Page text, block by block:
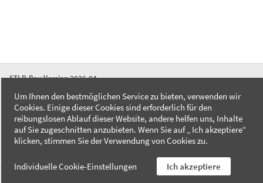
STLB-Bau Version 2026-04
FAQ
Kontakt
Datenschutzerklärung
Um Ihnen den bestmöglichen Service zu bieten, verwenden wir
Cookies. Einige dieser Cookies sind erforderlich für den
reibungslosen Ablauf dieser Website, andere helfen uns, Inhalte
auf Sie zugeschnitten anzubieten. Wenn Sie auf „ Ich akzeptiere“
klicken, stimmen Sie der Verwendung von Cookies zu.
Individuelle Cookie-Einstellungen Ich akzeptiere